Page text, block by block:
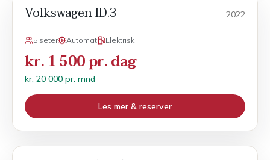
Volkswagen ID.3 2022
5 seter Automat Elektrisk
kr. 1 500 pr. dag
kr. 20 000 pr. mnd
Les mer & reserver